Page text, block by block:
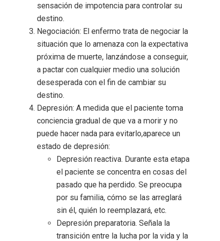
sensación de impotencia para controlar su
destino.
Negociación: El enfermo trata de negociar la
situación que lo amenaza con la expectativa
próxima de muerte, lanzándose a conseguir,
a pactar con cualquier medio una solución
desesperada con el fin de cambiar su
destino.
Depresión: A medida que el paciente toma
conciencia gradual de que va a morir y no
puede hacer nada para evitarlo,aparece un
estado de depresión:
Depresión reactiva. Durante esta etapa
el paciente se concentra en cosas del
pasado que ha perdido. Se preocupa
por su familia, cómo se las arreglará
sin él, quién lo reemplazará, etc.
Depresión preparatoria. Señala la
transición entre la lucha por la vida y la